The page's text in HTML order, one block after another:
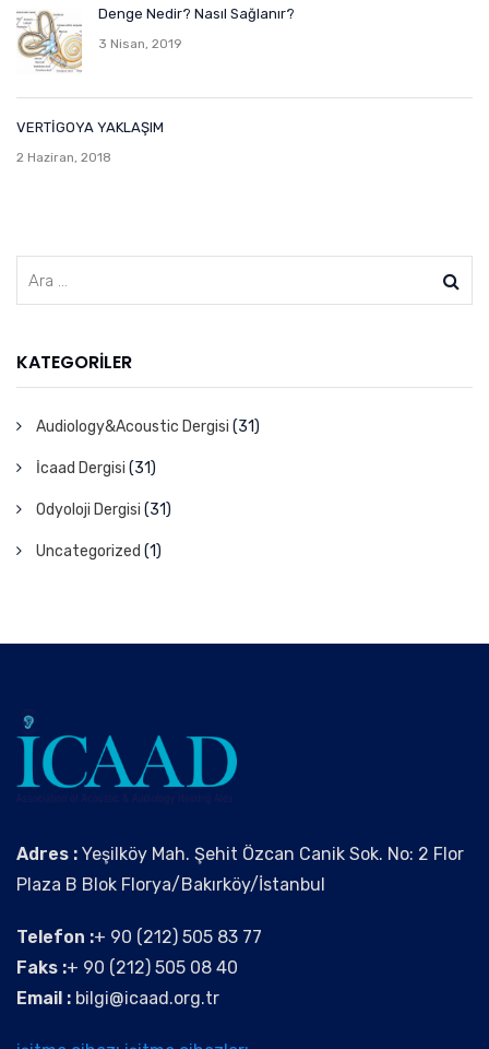
Denge Nedir? Nasıl Sağlanır?
3 Nisan, 2019
VERTİGOYA YAKLAŞIM
2 Haziran, 2018
KATEGORILER
Audiology&Acoustic Dergisi (31)
İcaad Dergisi (31)
Odyoloji Dergisi (31)
Uncategorized (1)
Adres : Yeşilköy Mah. Şehit Özcan Canik Sok. No: 2 Flor
Plaza B Blok Florya/Bakırköy/İstanbul
Telefon :+ 90 (212) 505 83 77
Faks :+ 90 (212) 505 08 40
Email : bilgi@icaad.org.tr